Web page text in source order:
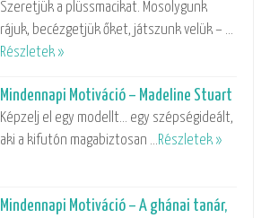
Szeretjük a plüssmacikat. Mosolygunk
rájuk, becézgetjük őket, játszunk velük – …
Részletek »
Mindennapi Motiváció – Madeline Stuart
Képzelj el egy modellt… egy szépségideált,
aki a kifutón magabiztosan …Részletek »
Mindennapi Motiváció – A ghánai tanár,